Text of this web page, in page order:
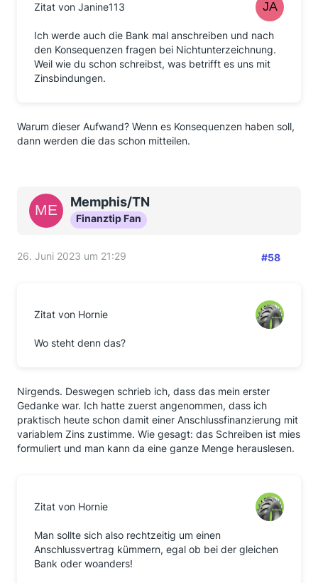
Zitat von Janine113
Ich werde auch die Bank mal anschreiben und nach
den Konsequenzen fragen bei Nichtunterzeichnung.
Weil wie du schon schreibst, was betrifft es uns mit
Zinsbindungen.
Warum dieser Aufwand? Wenn es Konsequenzen haben soll,
dann werden die das schon mitteilen.
Memphis/TN
Finanztip Fan
26. Juni 2023 um 21:29 #58
Zitat von Hornie
Wo steht denn das?
Nirgends. Deswegen schrieb ich, dass das mein erster
Gedanke war. Ich hatte zuerst angenommen, dass ich
praktisch heute schon damit einer Anschlussfinanzierung mit
variablem Zins zustimme. Wie gesagt: das Schreiben ist mies
formuliert und man kann da eine ganze Menge herauslesen.
Zitat von Hornie
Man sollte sich also rechtzeitig um einen
Anschlussvertrag kümmern, egal ob bei der gleichen
Bank oder woanders!